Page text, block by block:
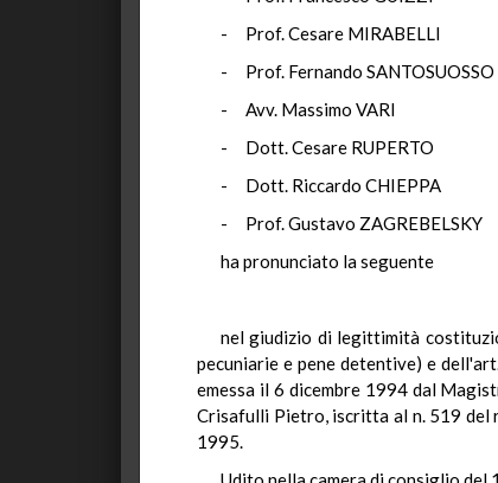
- Prof. Cesare MIRABELLI
- Prof. Fernando SANTOSUOSSO
- Avv. Massimo VARI
- Dott. Cesare RUPERTO
- Dott. Riccardo CHIEPPA
- Prof. Gustavo ZAGREBELSKY
ha pronunciato la seguente
nel giudizio di legittimità
pecuniarie e pene detentive) e
emessa il 6 dicembre 1994 dal
Crisafulli Pietro, iscritta al n. 519 del
1995.